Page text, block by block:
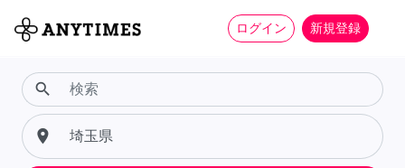
ログイン 新規登録
search
place